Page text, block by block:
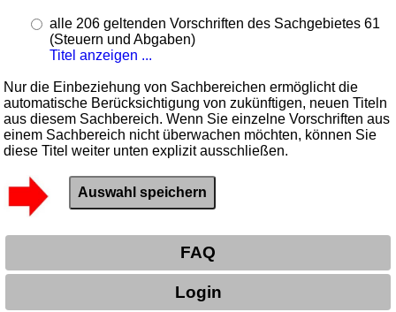
alle 206 geltenden Vorschriften des Sachgebietes 61
(Steuern und Abgaben)
Titel anzeigen ...
Nur die Einbeziehung von Sachbereichen ermöglicht die
automatische Berücksichtigung von zukünftigen, neuen Titeln
aus diesem Sachbereich. Wenn Sie einzelne Vorschriften aus
einem Sachbereich nicht überwachen möchten, können Sie
diese Titel weiter unten explizit ausschließen.
FAQ
Login